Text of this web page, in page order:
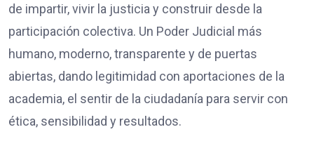
de impartir, vivir la justicia y construir desde la
participación colectiva. Un Poder Judicial más
humano, moderno, transparente y de puertas
abiertas, dando legitimidad con aportaciones de la
academia, el sentir de la ciudadanía para servir con
ética, sensibilidad y resultados.